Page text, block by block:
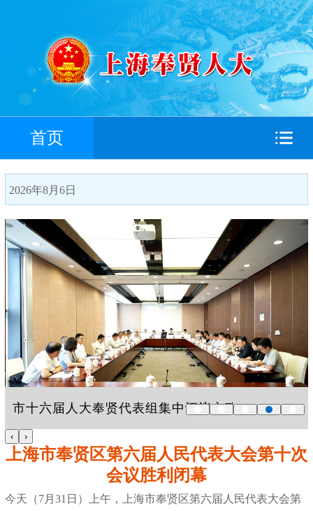
首页
2026年8月6日
搜索
市十六届人大奉贤代表组集中评议市政府...
‹ ›
上海市奉贤区第六届人民代表大会第十次
会议胜利闭幕
今天（7月31日）上午，上海市奉贤区第六届人民代表大会第